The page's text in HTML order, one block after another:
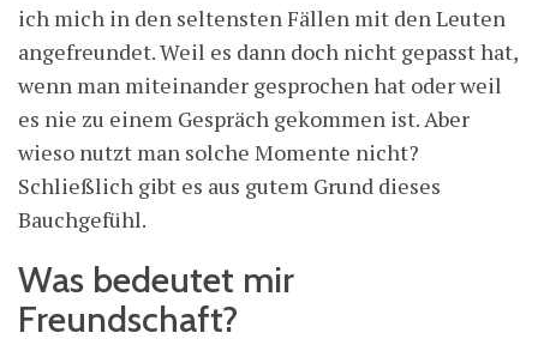
ich mich in den seltensten Fällen mit den Leuten
angefreundet. Weil es dann doch nicht gepasst hat,
wenn man miteinander gesprochen hat oder weil
es nie zu einem Gespräch gekommen ist. Aber
wieso nutzt man solche Momente nicht?
Schließlich gibt es aus gutem Grund dieses
Bauchgefühl.
Was bedeutet mir
Freundschaft?